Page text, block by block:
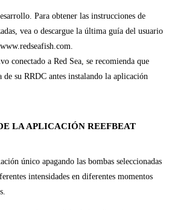
Para obtener las instrucciones de
vea o descargue la última guía del usuario
conectado a Red Sea, se recomienda que
su RRDC antes instalando la aplicación
LA APLICACIÓN REEFBEAT
único apagando las bombas seleccionadas
intensidades en diferentes momentos